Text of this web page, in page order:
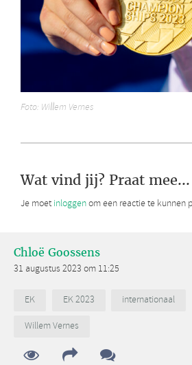
Foto: Willem Vernes
Wat vind jij? Praat mee...
Je moet inloggenom een reactie te kunnen
Chloë Goossens
31 augustus 2023 om 11:25
EK EK 2023 internationaal
Willem Vernes